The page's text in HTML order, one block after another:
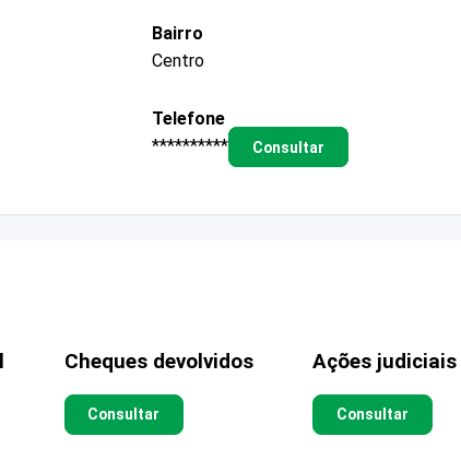
Bairro
Centro
Telefone
**********
Consultar
Cheques devolvidos
Consultar
Ações judiciais
Consultar